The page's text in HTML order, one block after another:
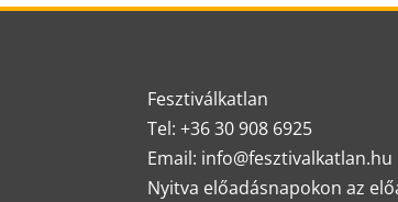
Fesztiválkatlan
Tel: +36 30 908 6925
Email: info@fesztivalkatlan.hu
Nyitva előadásnapokon az